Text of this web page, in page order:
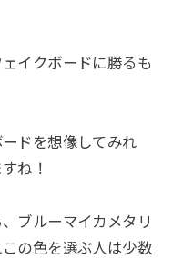
イクボードに勝るも
ドを想像してみれ
ね！
ブルーマイカメタリ
の色を選ぶ人は少数